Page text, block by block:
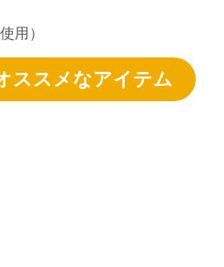
用）
ススメなアイテム